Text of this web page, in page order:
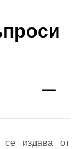
се издава от